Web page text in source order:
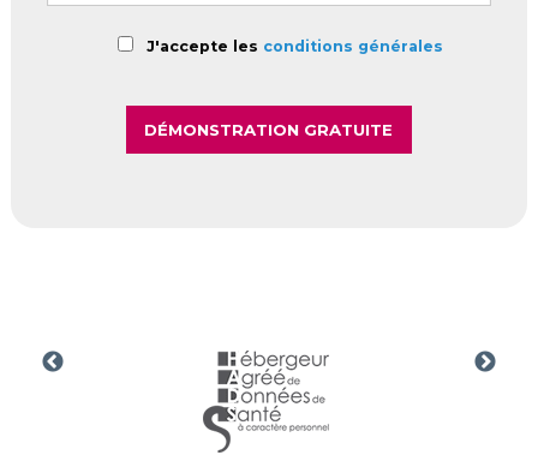
J'accepte les conditions générales